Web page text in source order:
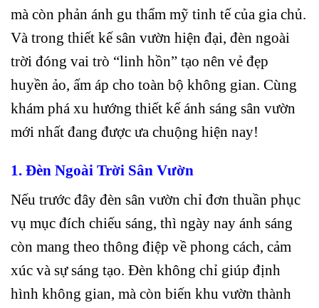
mà còn phản ánh gu thẩm mỹ tinh tế của gia chủ.
Và trong thiết kế sân vườn hiện đại, đèn ngoài
trời đóng vai trò “linh hồn” tạo nên vẻ đẹp
huyền ảo, ấm áp cho toàn bộ không gian. Cùng
khám phá xu hướng thiết kế ánh sáng sân vườn
mới nhất đang được ưa chuộng hiện nay!
1. Đèn Ngoài Trời Sân Vườn
Nếu trước đây đèn sân vườn chỉ đơn thuần phục
vụ mục đích chiếu sáng, thì ngày nay ánh sáng
còn mang theo thông điệp về phong cách, cảm
xúc và sự sáng tạo. Đèn không chỉ giúp định
hình không gian, mà còn biến khu vườn thành